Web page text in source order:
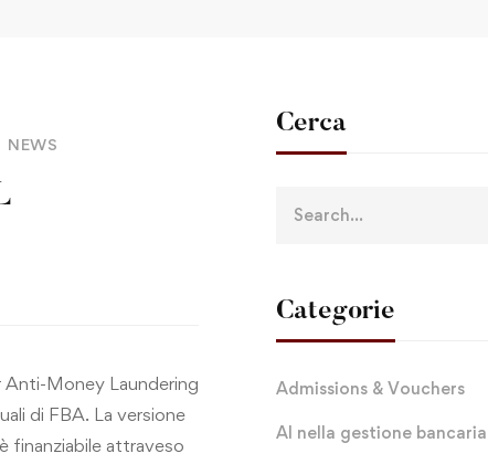
NEWS
Anti-Money Laundering
di FBA. La versione
finanziabile attraveso
Cerca
Categorie
Admissions & Vouchers
AI nella gestione bancaria